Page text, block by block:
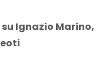
Ignazio Marino,